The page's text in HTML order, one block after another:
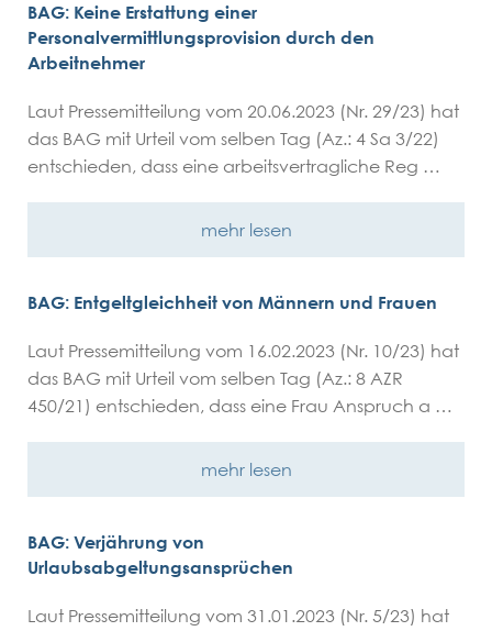
BAG: Keine Erstattung einer
Personalvermittlungsprovision durch den
Arbeitnehmer
Laut Pressemitteilung vom 20.06.2023 (Nr. 29/23) hat
das BAG mit Urteil vom selben Tag (Az.: 4 Sa 3/22)
entschieden, dass eine arbeitsvertragliche Reg …
mehr lesen
BAG: Entgeltgleichheit von Männern und Frauen
Laut Pressemitteilung vom 16.02.2023 (Nr. 10/23) hat
das BAG mit Urteil vom selben Tag (Az.: 8 AZR
450/21) entschieden, dass eine Frau Anspruch a …
mehr lesen
BAG: Verjährung von
Urlaubsabgeltungsansprüchen
Laut Pressemitteilung vom 31.01.2023 (Nr. 5/23) hat